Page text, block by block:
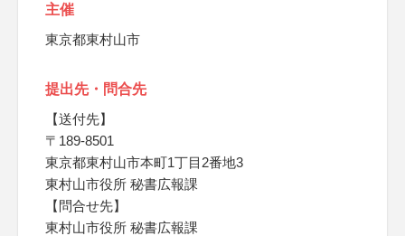
主催
東京都東村山市
提出先・問合先
【送付先】
〒189-8501
東京都東村山市本町1丁目2番地3
東村山市役所 秘書広報課
【問合せ先】
東村山市役所 秘書広報課